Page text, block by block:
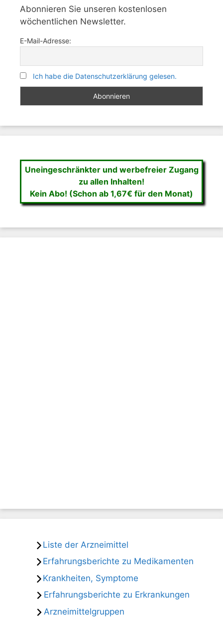
Abonnieren Sie unseren kostenlosen
wöchentlichen Newsletter.
E-Mail-Adresse:
Ich habe die Datenschutzerklärung gelesen.
Uneingeschränkter und werbefreier Zugang
zu allen Inhalten!
Kein Abo! (Schon ab 1,67€ für den Monat)
Liste der Arzneimittel
Erfahrungsberichte zu Medikamenten
Krankheiten, Symptome
Erfahrungsberichte zu Erkrankungen
Arzneimittelgruppen